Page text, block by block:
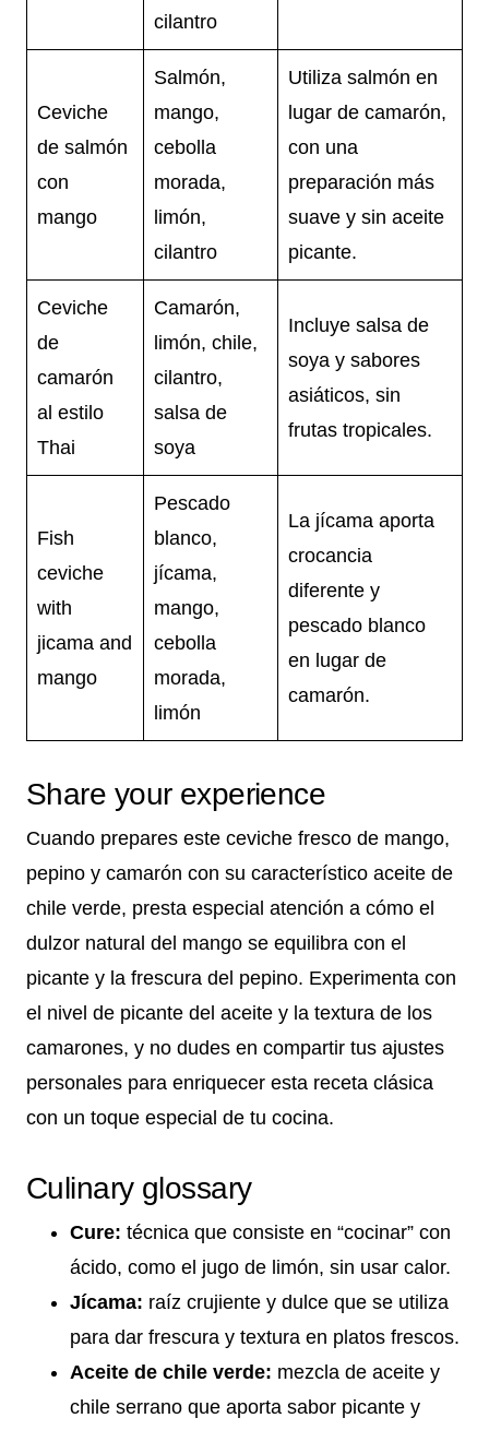
cilantro
Ceviche
de salmón
con
mango
Salmón,
mango,
cebolla
morada,
limón,
cilantro
Utiliza salmón en
lugar de camarón,
con una
preparación más
suave y sin aceite
picante.
Ceviche
de
camarón
al estilo
Thai
Camarón,
limón, chile,
cilantro,
salsa de
soya
Incluye salsa de
soya y sabores
asiáticos, sin
frutas tropicales.
Fish
ceviche
with
jicama and
mango
Pescado
blanco,
jícama,
mango,
cebolla
morada,
limón
La jícama aporta
crocancia
diferente y
pescado blanco
en lugar de
camarón.
Share your experience
Cuando prepares este ceviche fresco de mango,
pepino y camarón con su característico aceite de
chile verde, presta especial atención a cómo el
dulzor natural del mango se equilibra con el
picante y la frescura del pepino. Experimenta con
el nivel de picante del aceite y la textura de los
camarones, y no dudes en compartir tus ajustes
personales para enriquecer esta receta clásica
con un toque especial de tu cocina.
Culinary glossary
Cure: técnica que consiste en “cocinar” con
ácido, como el jugo de limón, sin usar calor.
Jícama: raíz crujiente y dulce que se utiliza
para dar frescura y textura en platos frescos.
Aceite de chile verde: mezcla de aceite y
chile serrano que aporta sabor picante y